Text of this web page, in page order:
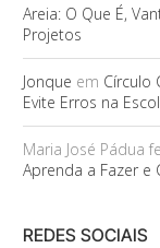
Areia: O Que É,
Projetos
Jonque em Círculo
Evite Erros na
Maria José Pádua
Aprenda a Fazer e
REDES SOCIAIS